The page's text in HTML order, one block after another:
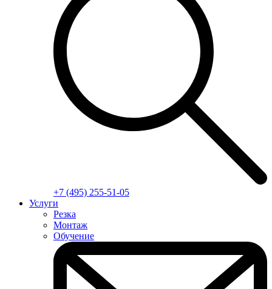
+7 (495) 255-51-05
Услуги
Резка
Монтаж
Обучение